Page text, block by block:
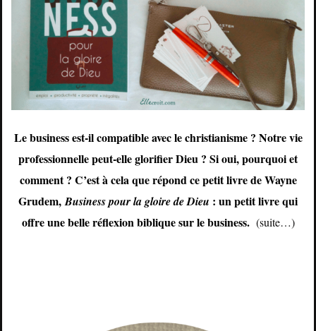
Le business est-il compatible avec le christianisme ? Notre vie
professionnelle peut-elle glorifier Dieu ? Si oui, pourquoi et
comment ? C’est à cela que répond ce petit livre de Wayne
Grudem,Business pour la gloire de Dieu : un petit livre qui
offre une belle réflexion biblique sur le business. (suite…)